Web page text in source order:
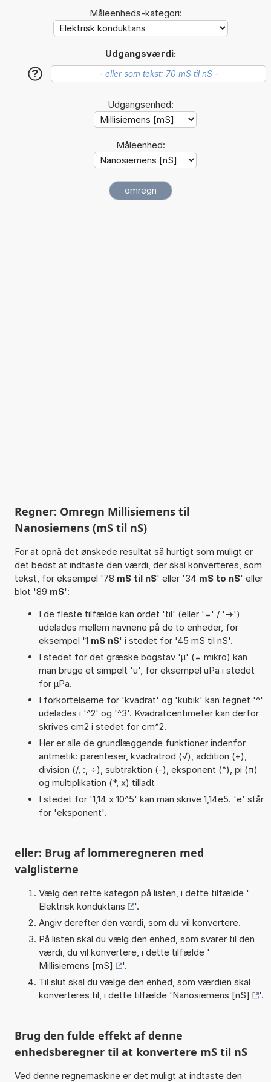
Måleenheds-kategori:
Udgangsværdi:
?
Udgangsenhed:
Måleenhed:
Regner: Omregn Millisiemens til
Nanosiemens (mS til nS)
For at opnå det ønskede resultat så hurtigt som muligt er
det bedst at indtaste den værdi, der skal konverteres, som
tekst, for eksempel '78 mS til nS' eller '34 mS to nS' eller
blot '89 mS':
I de fleste tilfælde kan ordet 'til' (eller '=' / '->')
udelades mellem navnene på de to enheder, for
eksempel '1 mS nS' i stedet for '45 mS til nS'.
I stedet for det græske bogstav 'µ' (= mikro) kan
man bruge et simpelt 'u', for eksempel uPa i stedet
for µPa.
I forkortelserne for 'kvadrat' og 'kubik' kan tegnet '^'
udelades i '^2' og '^3'. Kvadratcentimeter kan derfor
skrives cm2 i stedet for cm^2.
Her er alle de grundlæggende funktioner indenfor
aritmetik: parenteser, kvadratrod (√), addition (+),
division (/, :, ÷), subtraktion (-), eksponent (^), pi (π)
og multiplikation (*, x) tilladt
I stedet for '1,14 x 10^5' kan man skrive 1,14e5. 'e' står
for 'eksponent'.
eller: Brug af lommeregneren med
valglisterne
Vælg den rette kategori på listen, i dette tilfælde '
Elektrisk konduktans
'.
Angiv derefter den værdi, som du vil konvertere.
På listen skal du vælg den enhed, som svarer til den
værdi, du vil konvertere, i dette tilfælde '
Millisiemens [mS]
'.
Til slut skal du vælge den enhed, som værdien skal
konverteres til, i dette tilfælde 'Nanosiemens [nS] '.
Brug den fulde effekt af denne
enhedsberegner til at konvertere mS til nS
Ved denne regnemaskine er det muligt at indtaste den